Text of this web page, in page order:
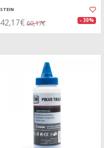
STEIN
42,17€ 60,17€ - 30%